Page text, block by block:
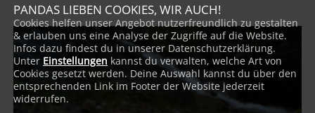
PANDAS LIEBEN COOKIES, WIR AUCH!
Cookies helfen unser Angebot nutzerfreundlich zu gestalten
& erlauben uns eine Analyse der Zugriffe auf die Website.
Infos dazu findest du in unserer Datenschutzerklärung.
Unter Einstellungen kannst du verwalten, welche Art von
Cookies gesetzt werden. Deine Auswahl kannst du über den
entsprechenden Link im Footer der Website jederzeit
widerrufen.